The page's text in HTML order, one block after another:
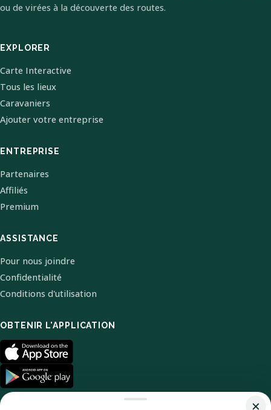
ou de virées à la découverte des routes.
EXPLORER
Carte Interactive
Tous les lieux
Caravaniers
Ajouter votre entreprise
ENTREPRISE
Partenaires
Affiliés
Premium
ASSISTANCE
Pour nous joindre
Confidentialité
Conditions d'utilisation
OBTENIR L'APPLICATION
×